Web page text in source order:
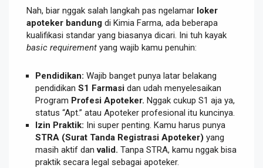
Nah, biar nggak salah langkah pas ngelamar loker
apoteker bandung di Kimia Farma, ada beberapa
kualifikasi standar yang biasanya dicari. Ini tuh kayak
basic requirement yang wajib kamu penuhin:
Pendidikan: Wajib banget punya latar belakang
pendidikan S1 Farmasi dan udah menyelesaikan
Program Profesi Apoteker. Nggak cukup S1 aja ya,
status “Apt.” atau Apoteker profesional itu kuncinya.
Izin Praktik: Ini super penting. Kamu harus punya
STRA (Surat Tanda Registrasi Apoteker) yang
masih aktif danvalid. Tanpa STRA, kamu nggak bisa
praktik secara legal sebagai apoteker.